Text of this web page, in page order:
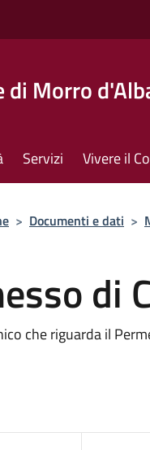
di Morro
Servizi Vivere il
> Documenti e dati >
di
che riguarda il